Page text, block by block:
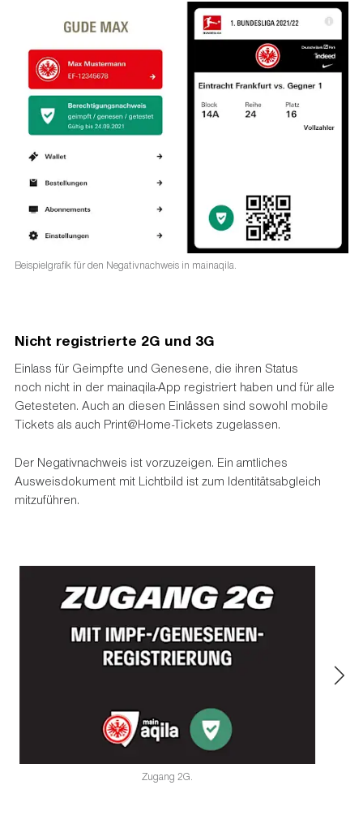
Beispielgrafik für den Negativnachweis in mainaqila.
Nicht registrierte 2G und 3G
Einlass für Geimpfte und Genesene, die ihren Status
noch nicht in der mainaqila-App registriert haben und für alle
Getesteten. Auch an diesen Einlässen sind sowohl mobile
Tickets als auch Print@Home-Tickets zugelassen.
Der Negativnachweis ist vorzuzeigen. Ein amtliches
Ausweisdokument mit Lichtbild ist zum Identitätsabgleich
mitzuführen.
Zugang 2G.